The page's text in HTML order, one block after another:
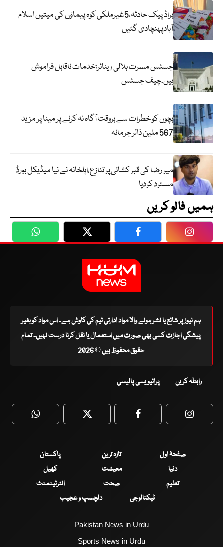
براڈ پیک حادثہ،5غیرملکی کوہ پیماؤں کی میتیں اسلام
آبادپہنچادی گئیں
جسٹس مسرت ہلالی ریٹائر؛خدمات ناقابل فراموش
ہیں،چیف جسٹس
بچوں کو خطرات سے بروقت آگاہ نہ کرنے پر میٹا پر مزید
567 ملین ڈالر جرمانہ
میر رضا کی قبر کشائی پر تنازع،اہلخانہ نے نیا میڈیکل بورڈ
مسترد کردیا
ہمیں فالو کریں
WhatsApp Twitter Facebook
ہم نیوز پر شائع یا نشر ہونے والا مواد ادارتی ٹیم کی کاوش ہے۔ اس مواد کو بغیر
پیشگی اجازت کسی بھی صورت میں استعمال یا نقل کرنا درست نہیں۔ تمام
حقوق محفوظ ہیں © 2026
رابطہ کریں پرائیویسی پالیسی
WhatsApp Twitter Facebook
صفحۂ اول تازہ ترین
پاکستان
دنیا
معیشت
کھیل
تعلیم
صحت
انٹرٹینمنٹ
ٹیکنالوجی
دلچسپ و عجیب
Pakistan News in Urdu
Sports News in Urdu